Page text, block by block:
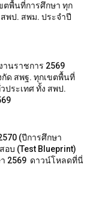
ตพื้นที่การศึกษา ทุก
พป. สพม. ประจำปี
นราชการ 2569
ด สพฐ. ทุกเขตพื้นที่
ประเทศ ทั้ง สพป.
(ปีการศึกษา
อบ (Test Blueprint)
2569 ดาวน์โหลดที่นี่